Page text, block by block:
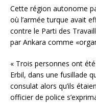
Cette région autonome
où l’armée turque avait
contre le Parti des
par Ankara comme
« Trois personnes ont
Erbil, dans une fusillade
consulat alors qu’ils
officier de police